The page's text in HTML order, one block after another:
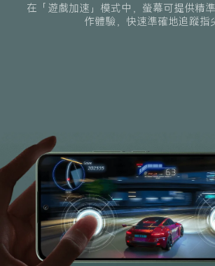
在「遊戲加速」模式中，螢幕可提供精
作體驗，快速準確地追蹤指